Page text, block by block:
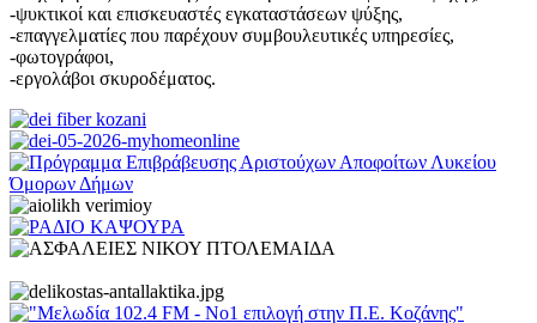
-ψυκτικοί και επισκευαστές εγκαταστάσεων ψύξης,
-επαγγελματίες που παρέχουν συμβουλευτικές υπηρεσίες,
-φωτογράφοι,
-εργολάβοι σκυροδέματος.